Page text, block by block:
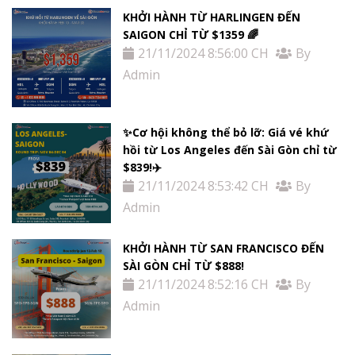
KHỞI HÀNH TỪ HARLINGEN ĐẾN
SAIGON CHỈ TỪ $1359 🌈
21/11/2024 8:56:00 CH
By
Admin
✨Cơ hội không thể bỏ lỡ: Giá vé khứ
hồi từ Los Angeles đến Sài Gòn chỉ từ
$839!✈️
21/11/2024 8:53:42 CH
By
Admin
KHỞI HÀNH TỪ SAN FRANCISCO ĐẾN
SÀI GÒN CHỈ TỪ $888!
21/11/2024 8:52:16 CH
By
Admin